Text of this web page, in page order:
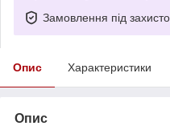
Замовлення під
Опис Характеристики
Опис